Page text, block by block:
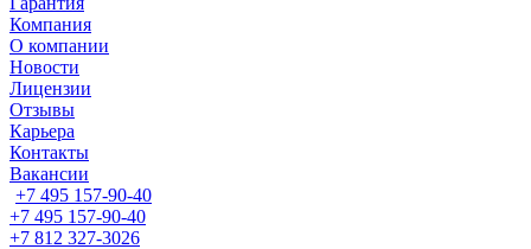
Компания
О компании
Новости
Лицензии
Отзывы
Карьера
Контакты
Вакансии
+7 495 157-90-40
+7 495 157-90-40
+7 812 327-3026